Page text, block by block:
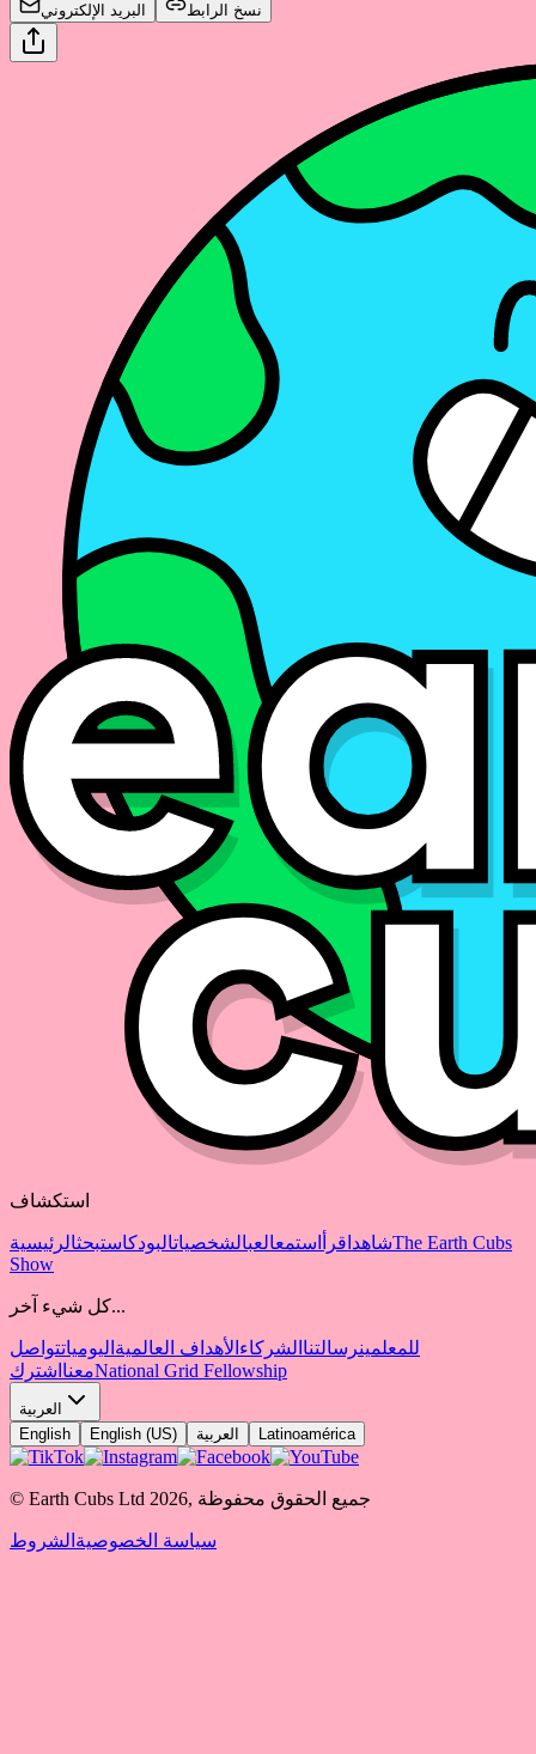
البريد الإلكتروني
نسخ الرابط
استكشاف
شاهد اقرأ استمعالعبالشخصياتالبودكاستبحثالرئيسية
The Earth Cubs
Show
كل شيء آخر...
للمعلمينرسالتنا الشركاء الأهداف العالمية اليومياتتواصل
معنا اشترك National Grid Fellowship
العربية
English
English (US) العربية Latinoamérica
© Earth Cubs Ltd 2026, جميع الحقوق محفوظة
سياسة الخصوصية الشروط